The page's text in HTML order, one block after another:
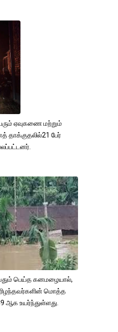
ஏவுகணை மற்றும்
தாக்குதலில்21 பேர்
பெய்த கனமழையால்,
மொத்த
உயர்ந்துள்ளது.